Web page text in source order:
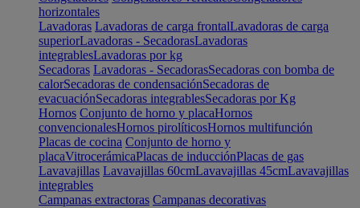
horizontales
Lavadoras Lavadoras de carga frontalLavadoras de carga
superiorLavadoras - SecadorasLavadoras
integrablesLavadoras por kg
Secadoras Lavadoras - SecadorasSecadoras con bomba de
calorSecadoras de condensaciónSecadoras de
evacuaciónSecadoras integrablesSecadoras por Kg
Hornos Conjunto de horno y placaHornos
convencionalesHornos pirolíticosHornos multifunción
Placas de cocina Conjunto de horno y
placaVitrocerámicaPlacas de inducciónPlacas de gas
Lavavajillas Lavavajillas 60cmLavavajillas 45cmLavavajillas
integrables
Campanas extractoras Campanas decorativas